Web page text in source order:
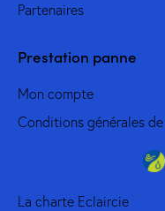
Partenaires
Prestation panne
Mon compte
Conditions générales
La charte Eclaircie